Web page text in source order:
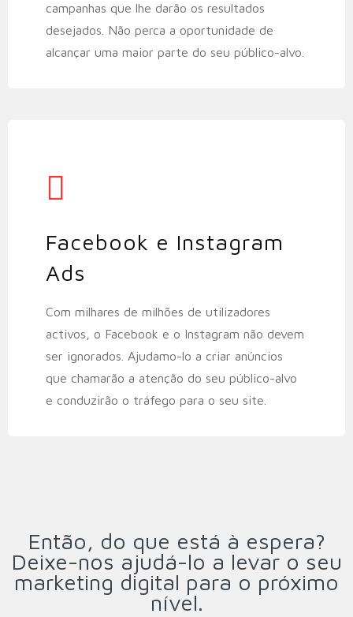
campanhas que lhe darão os resultados
desejados. Não perca a oportunidade de
alcançar uma maior parte do seu público-alvo.
Facebook e Instagram
Ads​
Com milhares de milhões de utilizadores
activos, o Facebook e o Instagram não devem
ser ignorados. Ajudamo-lo a criar anúncios
que chamarão a atenção do seu público-alvo
e conduzirão o tráfego para o seu site.
Então, do que está à espera?
Deixe-nos ajudá-lo a levar o seu
marketing digital para o próximo
nível.